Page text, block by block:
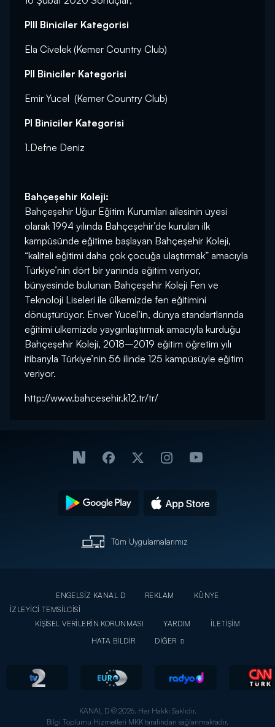
PIII Biniciler Kategorisi
Ela Civelek (Kemer Country Club)
PII Biniciler Kategorisi
Emir Yücel (Kemer Country Club)
PI Biniciler Kategorisi
1.Defne Deniz
Bahçeşehir Koleji:
Bahçeşehir Uğur Eğitim Kurumları ailesinin üyesi
olarak 1994 yılında Bahçeşehir’de kurulan ilk
kampüsünde eğitime başlayan Bahçeşehir Koleji,
“kaliteli eğitimi daha çok çocuğa ulaştırmak” amacıyla
Türkiye’nin dört bir yanında eğitim veriyor,
bünyesinde bulunan Bahçeşehir Koleji Fen ve
Teknoloji Liseleri ile ülkemizde fen eğitimini
dönüştürüyor. Enver Yücel’in, dünya standartlarında
eğitimi ülkemizde yaygınlaştırmak amacıyla kurduğu
Bahçeşehir Koleji, 2018–2019 eğitim öğretim yılı
itibarıyla Türkiye’nin 56 ilinde 125 kampüsüyle eğitim
veriyor.
http://www.bahcesehir.k12.tr/tr/
Tüm Uygulamalarımız
ENGELSİZ KANAL D REKLAM
KÜNYE
İZLEYİCİ TEMSİLCİSİ
KİŞİSEL VERİLERİN KORUNMASI
YARDIM
İLETİŞİM
HATA BİLDİR
DİĞER
KANAL D © 2026. Her Hakkı Saklıdır.
Bilgi Toplumu Hizmetleri MKK tarafından sağlanmaktadır.